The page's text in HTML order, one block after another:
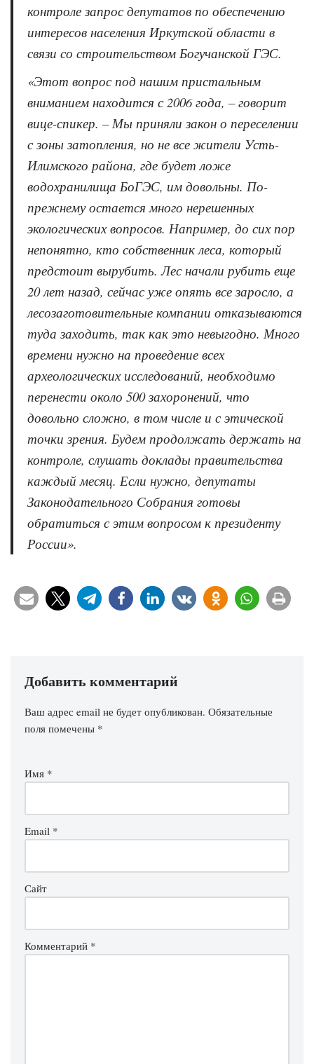
контроле запрос депутатов по обеспечению
интересов населения Иркутской области в
связи со строительством Богучанской ГЭС.
«Этот вопрос под нашим пристальным
вниманием находится с 2006 года, – говорит
вице-спикер. –Мы приняли закон о переселении
с зоны затопления, но не все жители Усть-
Илимского района, где будет ложе
водохранилища БоГЭС, им довольны. По-
прежнему остается много нерешенных
экологических вопросов. Например, до сих пор
непонятно, кто собственник леса, который
предстоит вырубить. Лес начали рубить еще
20 лет назад, сейчас уже опять все заросло, а
лесозаготовительные компании отказываются
туда заходить, так как это невыгодно. Много
времени нужно на проведение всех
археологических исследований, необходимо
перенести около 500 захоронений, что
довольно сложно, в том числе и с этической
точки зрения. Будем продолжать держать на
контроле, слушать доклады правительства
каждый месяц. Если нужно, депутаты
Законодательного Собрания готовы
обратиться с этим вопросом к президенту
России».
Добавить комментарий
Ваш адрес email не будет опубликован. Обязательные
поля помечены *
Имя *
Email *
Сайт
Комментарий *